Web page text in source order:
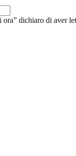
dichiaro di aver